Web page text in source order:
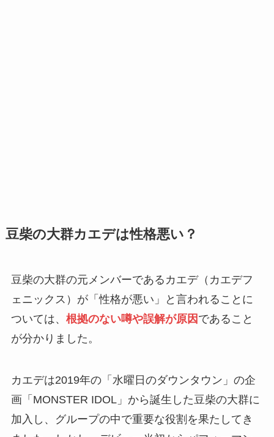
豆柴の大群カエデは性格悪い？
豆柴の大群の元メンバーであるカエデ（カエデフ
ェニックス）が「性格が悪い」と言われることに
ついては、 根拠のない噂や誤解が原因 であること
が分かりました。
カエデは2019年の「水曜日のダウンタウン」の企
画「MONSTER IDOL」から誕生した豆柴の大群に
加入し、グループの中で重要な役割を果たしてき